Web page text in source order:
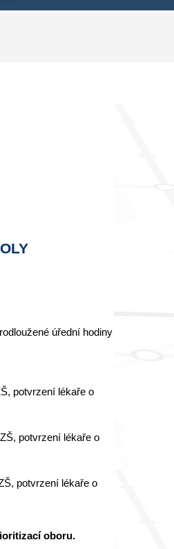
úřední hodiny
potvrzení lékaře o
potvrzení lékaře o
potvrzení lékaře o
oboru.